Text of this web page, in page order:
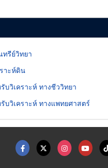
รีย์วิทยา
าะห์ดิน
บวิเคราะห์ ทางชีววิทยา
บวิเคราะห์ ทางแพทยศาสตร์